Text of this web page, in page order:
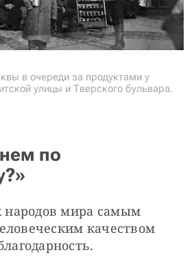
в очереди за продуктами у
улицы и Тверского бульвара.
по
народов мира самым
качеством